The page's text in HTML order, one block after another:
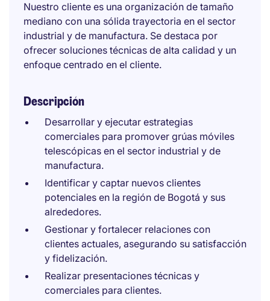
Nuestro cliente es una organización de tamaño
mediano con una sólida trayectoria en el sector
industrial y de manufactura. Se destaca por
ofrecer soluciones técnicas de alta calidad y un
enfoque centrado en el cliente.
Descripción
Desarrollar y ejecutar estrategias
comerciales para promover grúas móviles
telescópicas en el sector industrial y de
manufactura.
Identificar y captar nuevos clientes
potenciales en la región de Bogotá y sus
alrededores.
Gestionar y fortalecer relaciones con
clientes actuales, asegurando su satisfacción
y fidelización.
Realizar presentaciones técnicas y
comerciales para clientes.